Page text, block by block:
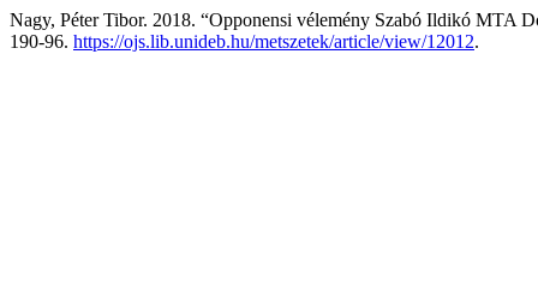
Nagy, Péter Tibor. 2018. “Opponensi vélemény Szabó Ildikó MTA
190-96. https://ojs.lib.unideb.hu/metszetek/article/view/12012.